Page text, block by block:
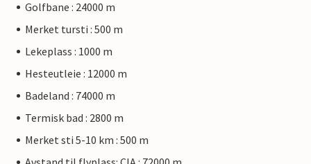
Golfbane : 24000 m
Merket tursti : 500 m
Lekeplass : 1000 m
Hesteutleie : 12000 m
Badeland : 74000 m
Termisk bad : 2800 m
Merket sti 5-10 km : 500 m